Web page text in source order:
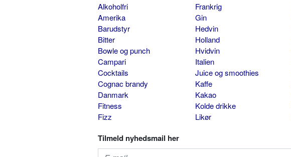
Alkoholfri
Amerika
Barudstyr
Bitter
Bowle og punch
Campari
Cocktails
Cognac brandy
Danmark
Fitness
Fizz
Frankrig
Gin
Hedvin
Holland
Hvidvin
Italien
Juice og smoothies
Kaffe
Kakao
Kolde drikke
Likør
Tilmeld nyhedsmail her